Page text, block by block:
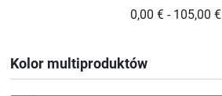
0,00 € - 105,00 €
Kolor multiproduktów